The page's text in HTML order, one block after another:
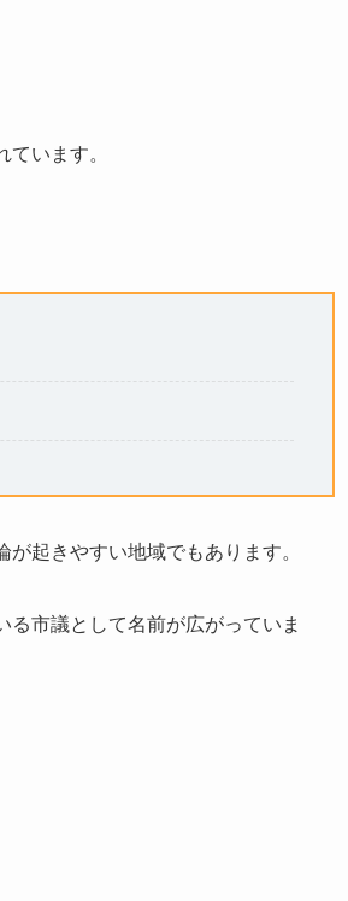
います。
起きやすい地域でもあります。
市議として名前が広がっていま